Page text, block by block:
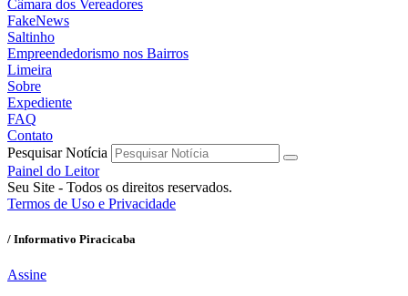
Câmara dos Vereadores
FakeNews
Saltinho
Empreendedorismo nos Bairros
Limeira
Sobre
Expediente
FAQ
Contato
Pesquisar Notícia
Painel do Leitor
Seu Site - Todos os direitos reservados.
Termos de Uso e Privacidade
/ Informativo Piracicaba
Assine